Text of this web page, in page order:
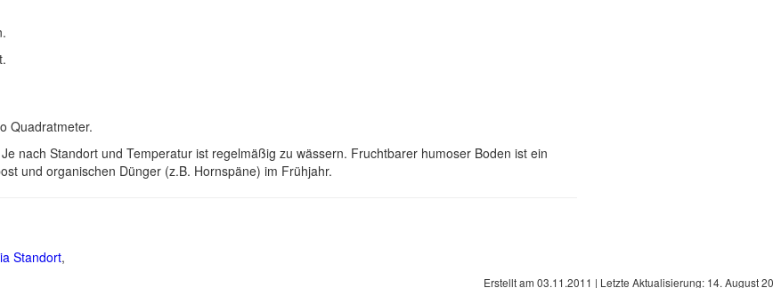
Quadratmeter.
nach Standort und Temperatur ist regelmäßig zu wässern. Fruchtbarer humoser Boden ist ein
und organischen Dünger (z.B. Hornspäne) im Frühjahr.
Standort,
Erstellt am 03.11.2011 | Letzte Aktualisierung: 14. August